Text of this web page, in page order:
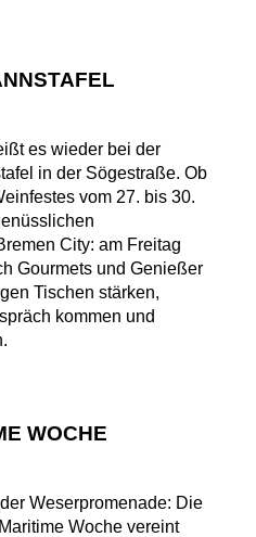
es wieder bei der
in der Sögestraße. Ob
vom 27. bis 30.
City: am Freitag
Gourmets und Genießer
Tischen stärken,
kommen und
WOCHE
Weserpromenade: Die
Woche vereint